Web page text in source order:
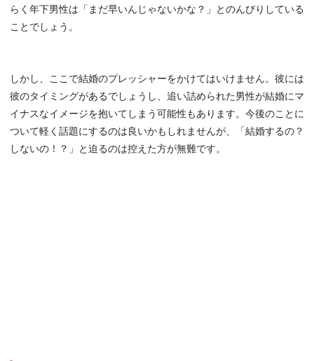
らく年下男性は「まだ早いんじゃないかな？」とのんびりしている
ことでしょう。
しかし、ここで結婚のプレッシャーをかけてはいけません。彼には
彼のタイミングがあるでしょうし、追い詰められた男性が結婚にマ
イナスなイメージを抱いてしまう可能性もあります。今後のことに
ついて軽く話題にするのは良いかもしれませんが、「結婚するの？
しないの！？」と迫るのは控えた方が無難です。